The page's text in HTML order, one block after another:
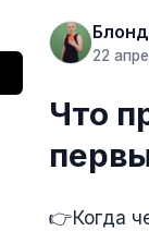
22
Что
👉Когда